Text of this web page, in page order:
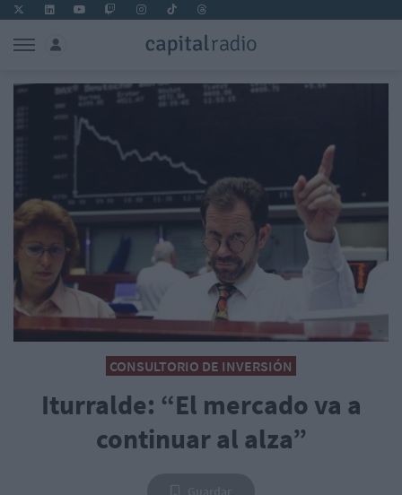
CONSULTORIO DE INVERSIÓN
Iturralde: “El mercado va a
continuar al alza”